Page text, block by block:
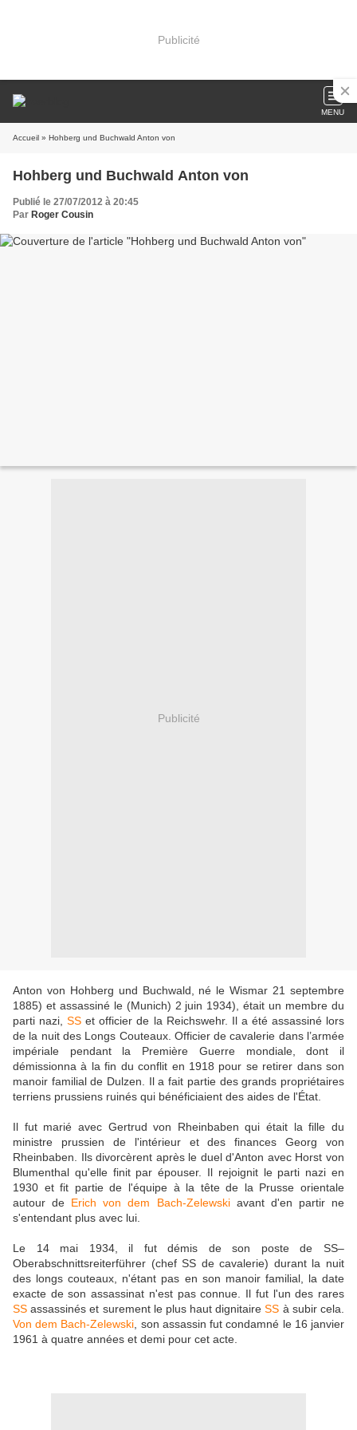
Publicité
MENU
Accueil » Hohberg und Buchwald Anton von
Hohberg und Buchwald Anton von
Publié le 27/07/2012 à 20:45
Par Roger Cousin
Publicité
Anton von Hohberg und Buchwald, né le Wismar 21 septembre
1885) et assassiné le (Munich) 2 juin 1934), était un membre du
parti nazi,SS et officier de la Reichswehr. Il a été assassiné lors
de la nuit des Longs Couteaux. Officier de cavalerie dans l’armée
impériale pendant la Première Guerre mondiale, dont il
démissionna à la fin du conflit en 1918 pour se retirer dans son
manoir familial de Dulzen. Il a fait partie des grands propriétaires
terriens prussiens ruinés qui bénéficiaient des aides de l'État.
Il fut marié avec Gertrud von Rheinbaben qui était la fille du
ministre prussien de l'intérieur et des finances Georg von
Rheinbaben. Ils divorcèrent après le duel d'Anton avec Horst von
Blumenthal qu'elle finit par épouser. Il rejoignit le parti nazi en
1930 et fit partie de l'équipe à la tête de la Prusse orientale
autour de Erich von dem Bach-Zelewskiavant d'en partir ne
s'entendant plus avec lui.
Le 14 mai 1934, il fut démis de son poste de SS–
Oberabschnittsreiterführer (chef SS de cavalerie) durant la nuit
des longs couteaux, n'étant pas en son manoir familial, la date
exacte de son assassinat n'est pas connue. Il fut l'un des rares
SS assassinés et surement le plus haut dignitaireSS à subir cela.
Von dem Bach-Zelewski , son assassin fut condamné le 16 janvier
1961 à quatre années et demi pour cet acte.